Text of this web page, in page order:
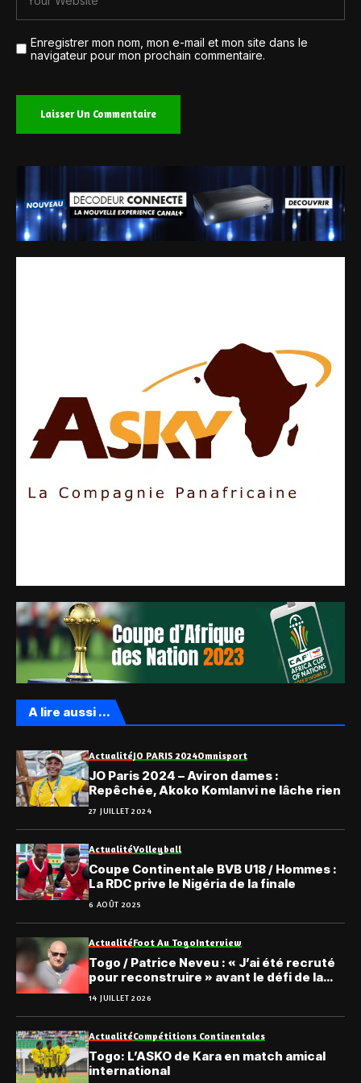
Enregistrer mon nom, mon e-mail et mon site dans le
navigateur pour mon prochain commentaire.
A lire aussi ...
ActualitéJO PARIS 2024Omnisport
JO Paris 2024 – Aviron dames :
Repêchée, Akoko Komlanvi ne lâche rien
27 JUILLET 2024
ActualitéVolleyball
Coupe Continentale BVB U18 / Hommes :
La RDC prive le Nigéria de la finale
6 AOÛT 2025
ActualitéFoot Au TogoInterview
Togo / Patrice Neveu : « J’ai été recruté
pour reconstruire » avant le défi de la
CAN 2027
14 JUILLET 2026
ActualitéCompétitions Continentales
Togo: L’ASKO de Kara en match amical
international